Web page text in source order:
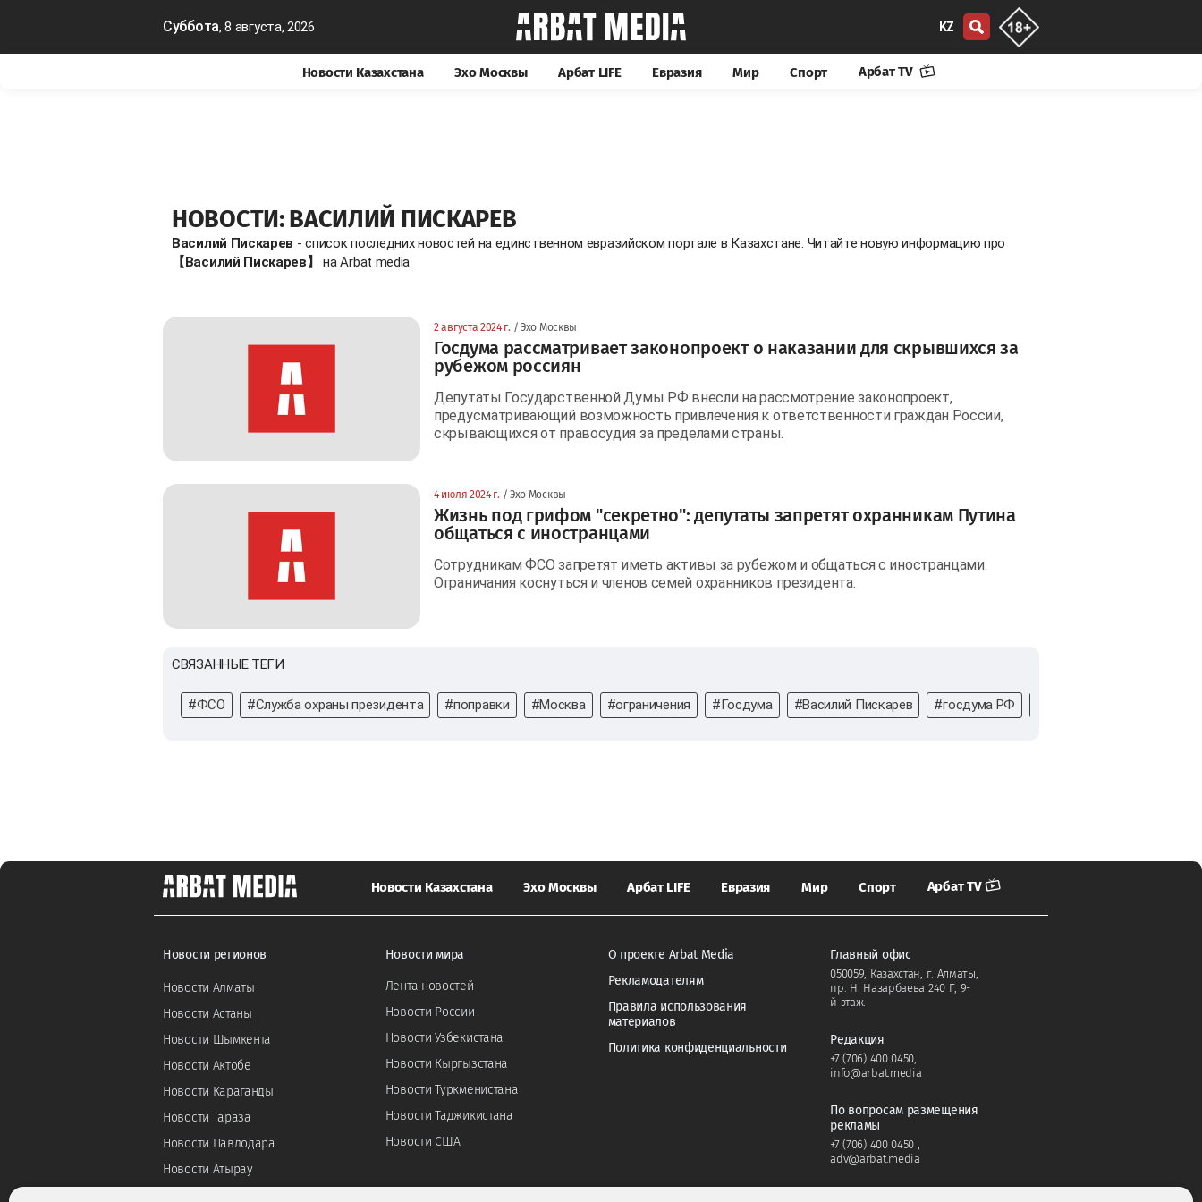
Суббота, 8 августа, 2026 KZ
Новости Казахстана Эхо Москвы Арбат LIFE Евразия Мир Спорт Арбат TV
НОВОСТИ: ВАСИЛИЙ ПИСКАРЕВ
Василий Пискарев - список последних новостей на единственном евразийском портале в Казахстане. Читайте новую информацию про
【Василий Пискарев】
на Arbat media
2 августа 2024 г. / Эхо Москвы
Госдума рассматривает законопроект о наказании для скрывшихся за
рубежом россиян
Депутаты Государственной Думы РФ внесли на рассмотрение законопроект,
предусматривающий возможность привлечения к ответственности граждан России,
скрывающихся от правосудия за пределами страны.
4 июля 2024 г. / Эхо Москвы
Жизнь под грифом "секретно": депутаты запретят охранникам Путина
общаться с иностранцами
Сотрудникам ФСО запретят иметь активы за рубежом и общаться с иностранцами.
Ограничания коснуться и членов семей охранников президента.
СВЯЗАННЫЕ ТЕГИ
#ФСО #Служба охраны президента #поправки #Москва #ограничения #Госдума #Василий Пискарев #госдума РФ
Новости Казахстана Эхо Москвы Арбат LIFE Евразия Мир Спорт Арбат TV
Новости регионов
Новости Алматы
Новости Астаны
Новости Шымкента
Новости Актобе
Новости Караганды
Новости Тараза
Новости Павлодара
Новости Атырау
Новости мира
Лента новостей
Новости России
Новости Узбекистана
Новости Кыргызстана
Новости Туркменистана
Новости Таджикистана
Новости США
О проекте Arbat Media
Рекламодателям
Правила использования
материалов
Политика конфиденциальности
Главный офис
050059, Казахстан, г. Алматы,
пр. Н. Назарбаева 240 Г, 9-
й этаж.
Редакция
+7 (706) 400 0450
info@arbat.media
По вопросам размещения
рекламы
+7 (706) 400 0450
adv@arbat.media